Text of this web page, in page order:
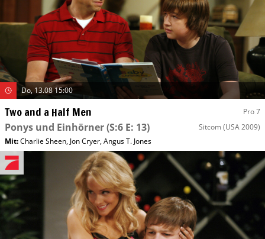
Do, 13.08 15:00
Two and a Half Men Pro 7
Ponys und Einhörner(S:6 E: 13) Sitcom (USA 2009)
Mit:Charlie Sheen,Jon Cryer,Angus T. Jones